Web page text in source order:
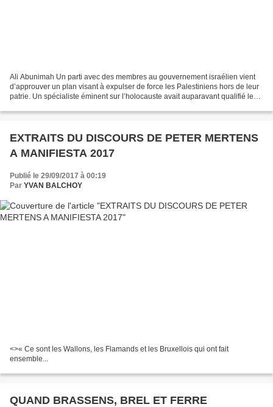
Ali Abunimah Un parti avec des membres au gouvernement israélien vient
d’approuver un plan visant à expulser de force les Palestiniens hors de leur
patrie. Un spécialiste éminent sur l’holocauste avait auparavant qualifié le
EXTRAITS DU DISCOURS DE PETER MERTENS
A MANIFIESTA 2017
Publié le 29/09/2017 à 00:19
Par YVAN BALCHOY
<>« Ce sont les Wallons, les Flamands et les Bruxellois qui ont fait
ensemble...
QUAND BRASSENS, BREL ET FERRE